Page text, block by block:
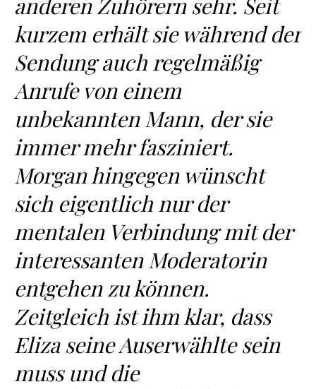
kurzem erhält sie während der
Sendung auch regelmäßig
Anrufe von einem
unbekannten Mann, der sie
immer mehr fasziniert.
Morgan hingegen wünscht
sich eigentlich nur der
mentalen Verbindung mit der
interessanten Moderatorin
entgehen zu können.
Zeitgleich ist ihm klar, dass
Eliza seine Auserwählte sein
muss und die